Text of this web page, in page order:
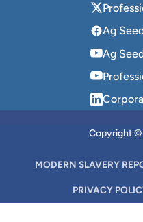
Ag
Ag
Copyright ©
MODERN SLAVERY
PRIVACY